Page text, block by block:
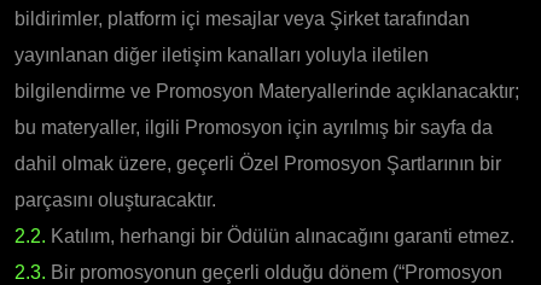
bildirimler, platform içi mesajlar veya Şirket tarafından
yayınlanan diğer iletişim kanalları yoluyla iletilen
bilgilendirme ve Promosyon Materyallerinde açıklanacaktır;
bu materyaller, ilgili Promosyon için ayrılmış bir sayfa da
dahil olmak üzere, geçerli Özel Promosyon Şartlarının bir
parçasını oluşturacaktır.
2.2. Katılım, herhangi bir Ödülün alınacağını garanti etmez.
2.3. Bir promosyonun geçerli olduğu dönem (“Promosyon